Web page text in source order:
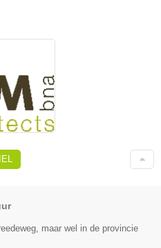
maar wel in de provincie